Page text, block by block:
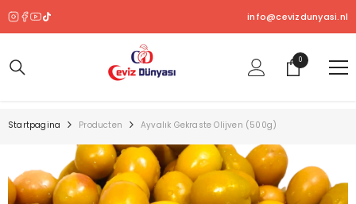
info@cevizdunyasi.nl
00
product
Startpagina Producten Ayvalık Gekraste Olijven (500g)